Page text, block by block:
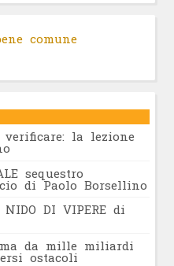
comune
la lezione
sequestro
di Paolo Borsellino
NIDO DI VIPERE di
da mille miliardi
ostacoli